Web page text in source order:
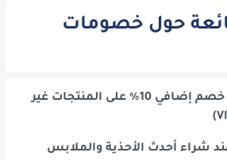
حول خصومات
كود خصم فوت لوكر: خصم إضافي 10% على المنتجات غير
شراء أحدث الأحذية والملابس